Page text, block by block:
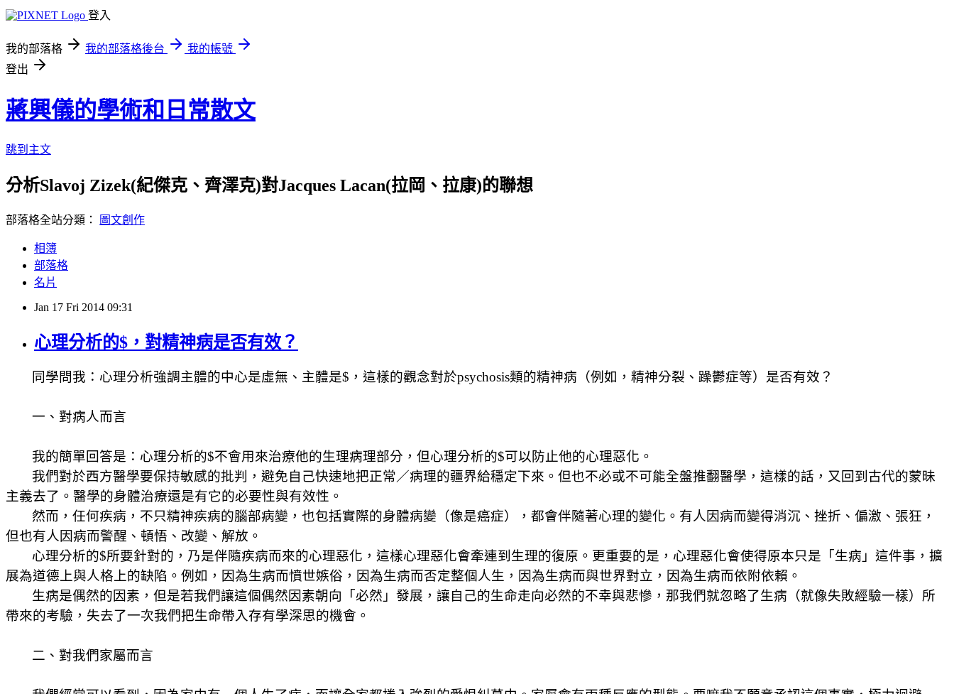
登入
我的部落格 我的部落格後台
我的帳號
登出
蔣興儀的學術和日常散文
跳到主文
分析Slavoj Zizek(紀傑克、齊澤克)對Jacques Lacan(拉岡、拉康)的聯想
部落格全站分類： 圖文創作
相簿
部落格
名片
Jan 17 Fri 2014 09:31
心理分析的$，對精神病是否有效？
同學問我：心理分析強調主體的中心是虛無、主體是$ ，這樣的觀念對於psychosis類的精神病（例如，精神分裂、躁鬱症等）是否有效？
一、對病人而言
我的簡單回答是：心理分析的$不會用來治療他的生理病理部分，但心理分析的$可以防止他的心理惡化。
我們對於西方醫學要保持敏感的批判，避免自己快速地把正常／病理的疆界給穩定下來。但也不必或不可能全盤推翻醫學，這樣的話，又回到古代的蒙昧
主義去了。醫學的身體治療還是有它的必要性與有效性。
然而，任何疾病，不只精神疾病的腦部病變，也包括實際的身體病變（像是癌症），都會伴隨著心理的變化。有人因病而變得消沉、挫折、偏激、張狂，
但也有人因病而警醒、頓悟、改變、解放。
心理分析的$所要針對的，乃是伴隨疾病而來的心理惡化，這樣心理惡化會牽連到生理的復原。更重要的是，心理惡化會使得原本只是「生病」這件事，擴
展為道德上與人格上的缺陷。例如，因為生病而憤世嫉俗，因為生病而否定整個人生，因為生病而與世界對立，因為生病而依附依賴。
生病是偶然的因素，但是若我們讓這個偶然因素朝向「必然」發展，讓自己的生命走向必然的不幸與悲慘，那我們就忽略了生病（就像失敗經驗一樣）所
帶來的考驗，失去了一次我們把生命帶入存有學深思的機會。
二、對我們家屬而言